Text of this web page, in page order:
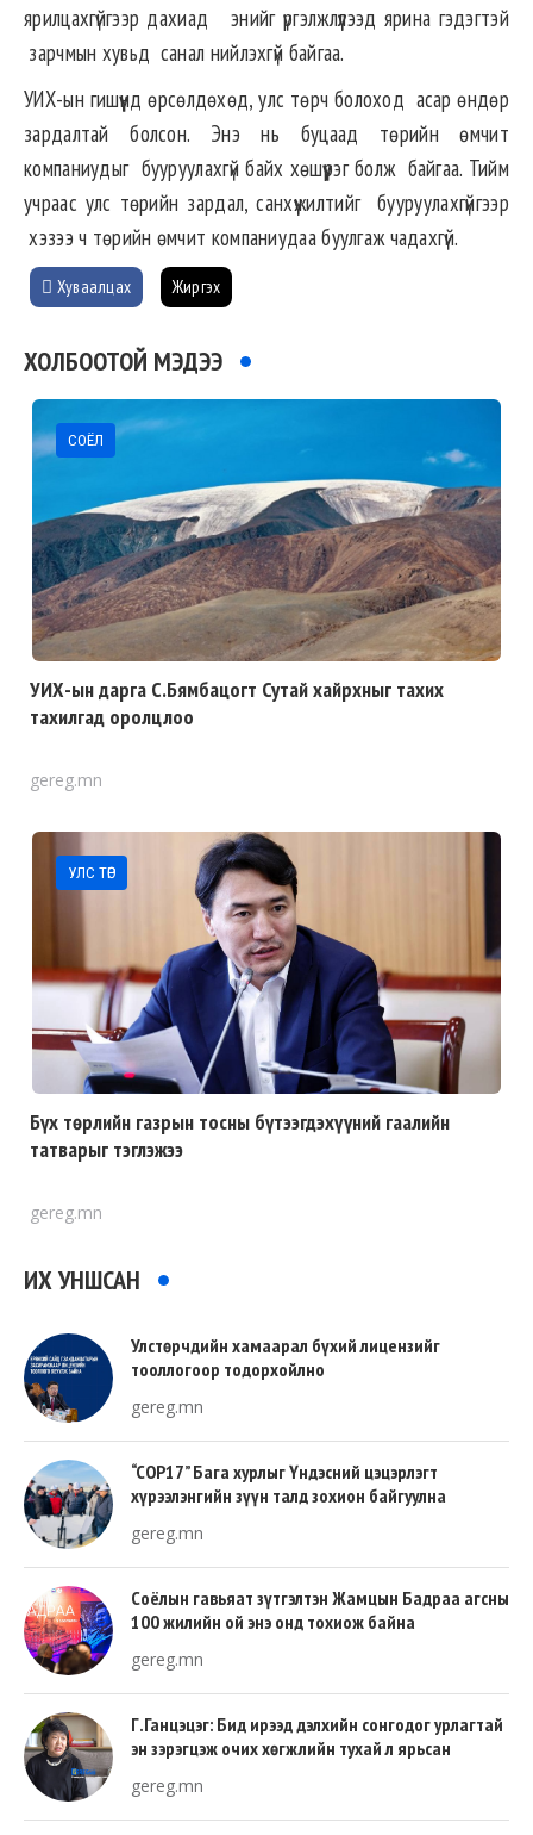
ярилцахгүйгээр дахиад энийг үргэлжлүүлээд ярина гэдэгтэй
зарчмын хувьд санал нийлэхгүй байгаа.
УИХ-ын гишүүнд өрсөлдөхөд, улс төрч болоход асар өндөр
зардалтай болсон. Энэ нь буцаад төрийн өмчит
компаниудыг бууруулахгүй байх хөшүүрэг болж байгаа. Тийм
учраас улс төрийн зардал, санхүүжилтийг бууруулахгүйгээр
хэзээ ч төрийн өмчит компаниудаа буулгаж чадахгүй.
Хуваалцах Жиргэх
ХОЛБООТОЙ МЭДЭЭ
СОЁЛ
УИХ-ын дарга С.Бямбацогт Сутай хайрхныг тахих
тахилгад оролцлоо
gereg.mn
УЛС ТӨР
Бүх төрлийн газрын тосны бүтээгдэхүүний гаалийн
татварыг тэглэжээ
gereg.mn
ИХ УНШСАН
Улстөрчдийн хамаарал бүхий лицензийг
тооллогоор тодорхойлно
gereg.mn
“COP17” Бага хурлыг Үндэсний цэцэрлэгт
хүрээлэнгийн зүүн талд зохион байгуулна
gereg.mn
Соёлын гавьяат зүтгэлтэн Жамцын Бадраа агсны
100 жилийн ой энэ онд тохиож байна
gereg.mn
Г.Ганцэцэг: Бид ирээд дэлхийн сонгодог урлагтай
эн зэрэгцэж очих хөгжлийн тухай л ярьсан
gereg.mn